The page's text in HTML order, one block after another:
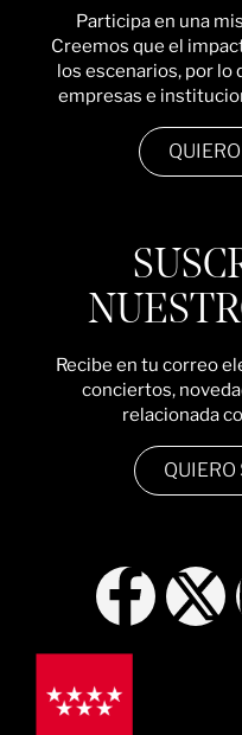
Participa en una
Creemos que el
los escenarios, por lo
empresas e
Recibe en tu correo
conciertos,
relacionada
QUIERO